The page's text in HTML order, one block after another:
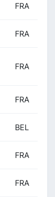
FRA
FRA
FRA
FRA
BEL
FRA
FRA